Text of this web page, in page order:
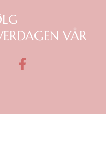
VÅR
F
b